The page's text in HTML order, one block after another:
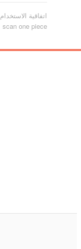
اتفاقية الاستخدام
scan one piece